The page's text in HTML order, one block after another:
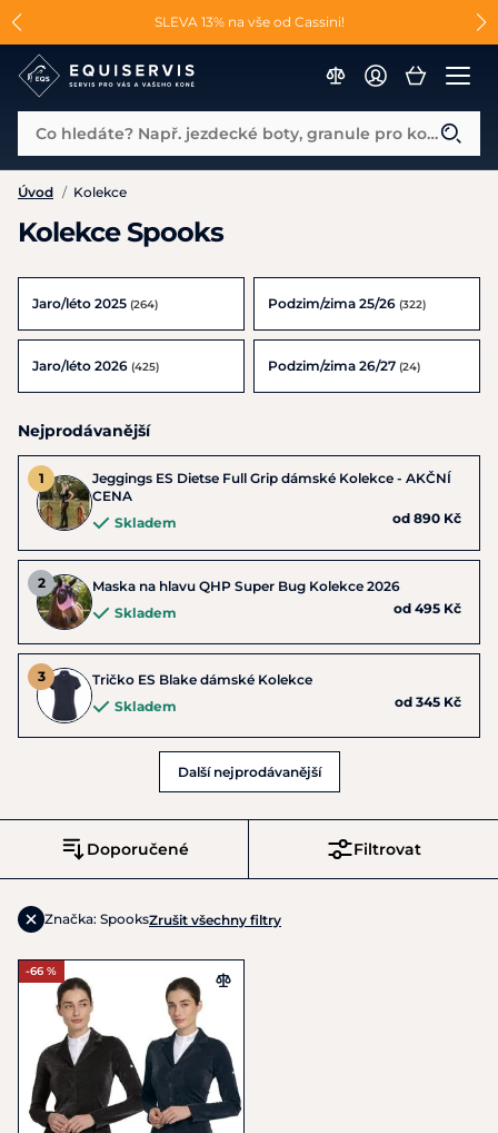
SLEVA 13% na vše od Cassini!
😮 CRAZY SLEVY AŽ 70% 😮
📐Pasování a doplňky k vybraným sedlům ZDARMA 🐴
Co hledáte? Např. jezdecké boty, granule pro koně...
Úvod / Kolekce
Kolekce Spooks
Jaro/léto 2025 (264) Podzim/zima 25/26 (322)
Jaro/léto 2026 (425) Podzim/zima 26/27 (24)
Nejprodávanější
Jeggings ES Dietse Full Grip dámské Kolekce - AKČNÍ
CENA
Skladem
od 890 Kč
Maska na hlavu QHP Super Bug Kolekce 2026
Skladem
od 495 Kč
Tričko ES Blake dámské Kolekce
Skladem
od 345 Kč
Další nejprodávanější
Filtrovat
Doporučené
Značka: SpooksZrušit všechny filtry
-66 %